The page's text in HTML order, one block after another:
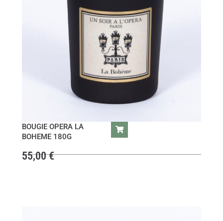
BOUGIE OPERA LA
BOHEME 180G
55,00€